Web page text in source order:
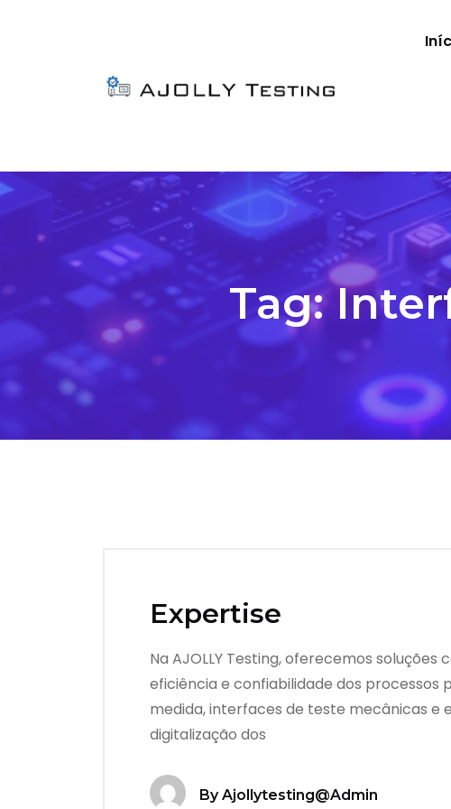
Tag:
Expertise
Na AJOLLY Testing, oferecemos
eficiência e confiabilidade dos processos
medida, interfaces de teste mecânicas e
digitalização dos
ByAjollytesting@admin